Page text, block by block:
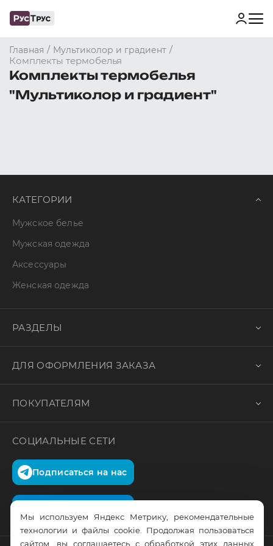
Главная / Мультиколор и градиент /
Комплекты термобелья
Комплекты термобелья
"Мультиколор и градиент"
КАТЕГОРИИ
Мужское белье
Мужская одежда
Аксессуары
Женская одежда
РАЗДЕЛЫ
ДЛЯ ОФОРМЛЕНИЯ ЗАКАЗА
ПОКУПАТЕЛЯМ
СОЦИАЛЬНЫЕ СЕТИ
Подписаться на нас
Мы используем Яндекс Метрику, рекомендательные
технологии и файлы cookie. Продолжая пользоваться
сайтом, вы соглашаетесь с обработкой этих данных